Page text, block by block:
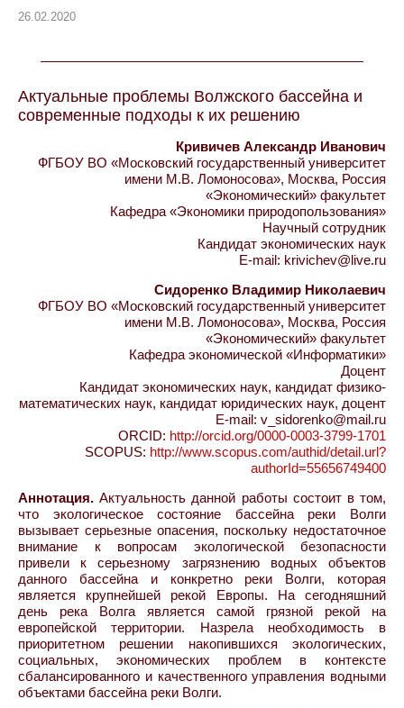
26.02.2020
Актуальные проблемы Волжского бассейна и
современные подходы к их решению
Кривичев Александр Иванович
ФГБОУ ВО «Московский государственный университет
имени М.В. Ломоносова», Москва, Россия
«Экономический» факультет
Кафедра «Экономики природопользования»
Научный сотрудник
Кандидат экономических наук
E-mail: krivichev@live.ru
Сидоренко Владимир Николаевич
ФГБОУ ВО «Московский государственный университет
имени М.В. Ломоносова», Москва, Россия
«Экономический» факультет
Кафедра экономической «Информатики»
Доцент
Кандидат экономических наук, кандидат физико-
математических наук, кандидат юридических наук, доцент
E-mail: v_sidorenko@mail.ru
ORCID: http://orcid.org/0000-0003-3799-1701
SCOPUS: http://www.scopus.com/authid/detail.url?
authorId=55656749400
Аннотация. Актуальность данной работы состоит в том,
что экологическое состояние бассейна реки Волги
вызывает серьезные опасения, поскольку недостаточное
внимание к вопросам экологической безопасности
привели к серьезному загрязнению водных объектов
данного бассейна и конкретно реки Волги, которая
является крупнейшей рекой Европы. На сегодняшний
день река Волга является самой грязной рекой на
европейской территории. Назрела необходимость в
приоритетном решении накопившихся экологических,
социальных, экономических проблем в контексте
сбалансированного и качественного управления водными
объектами бассейна реки Волги.